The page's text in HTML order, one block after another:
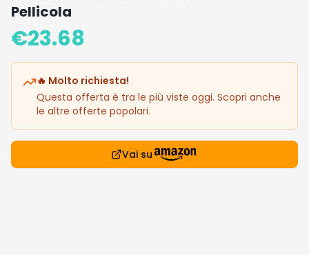
Pellicola
€23.68
🔥 Molto richiesta!
Questa offerta è tra le più viste oggi. Scopri anche
le altre offerte popolari.
Vai su